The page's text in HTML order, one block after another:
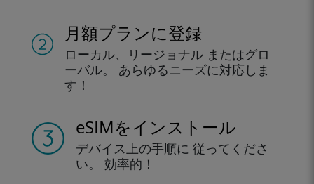
月額プランに登録
ローカル、リージョナル またはグロ
ーバル。
あらゆるニーズに対応しま
す！
eSIMをインストール
デバイス上の手順に 従ってくださ
い。
効率的！